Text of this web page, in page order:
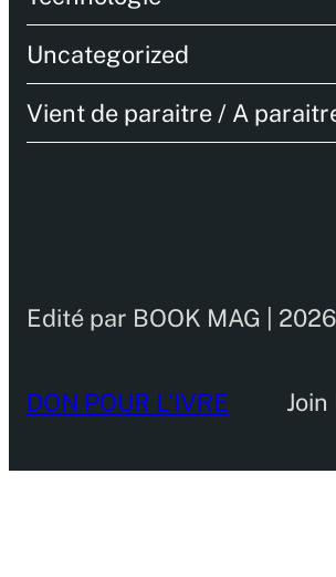
Uncategorized
Vient de paraitre / A
Edité par BOOK MAG | 2026
DON POUR L’IVRE Join